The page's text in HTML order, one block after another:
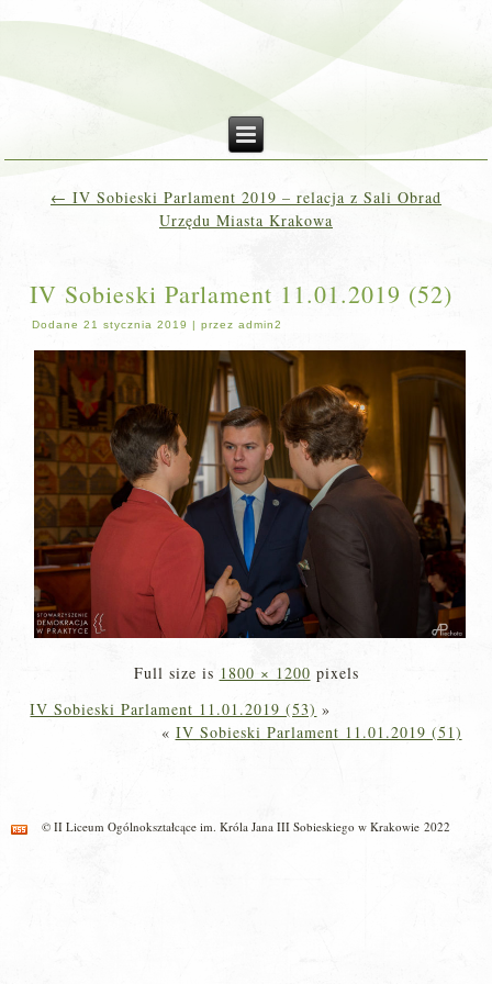
← IV Sobieski Parlament 2019 – relacja z Sali Obrad
Urzędu Miasta Krakowa
IV Sobieski Parlament 11.01.2019 (52)
Dodane 21 stycznia 2019 |przez admin2
Full size is 1800 × 1200 pixels
IV Sobieski Parlament 11.01.2019 (53) »
« IV Sobieski Parlament 11.01.2019 (51)
© II Liceum Ogólnokształcące im. Króla Jana III Sobieskiego w Krakowie 2022